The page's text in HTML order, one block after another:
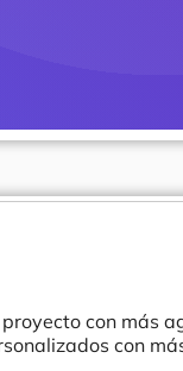
con más
con